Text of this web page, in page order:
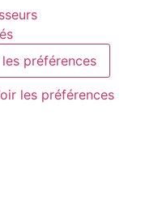
préférences
les préférences